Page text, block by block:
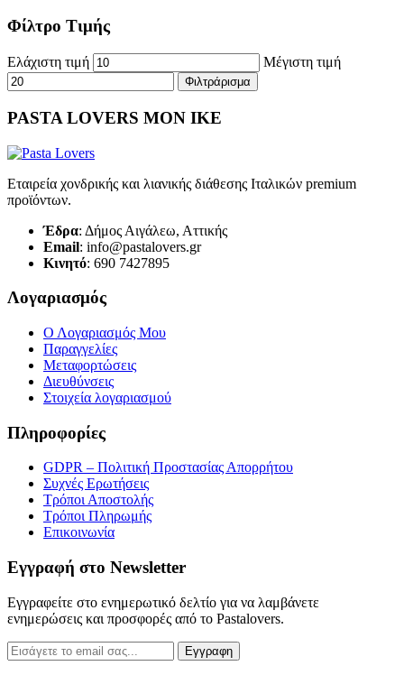
Φίλτρο Τιμής
Ελάχιστη τιμή Μέγιστη τιμή
Φιλτράρισμα
PASTA LOVERS ΜΟΝ ΙΚΕ
Εταιρεία χονδρικής και λιανικής διάθεσης Ιταλικών premium
προϊόντων.
Έδρα: Δήμος Αιγάλεω, Αττικής
Email: info@pastalovers.gr
Κινητό: 690 7427895
Λογαριασμός
Ο Λογαριασμός Μου
Παραγγελίες
Μεταφορτώσεις
Διευθύνσεις
Στοιχεία λογαριασμού
Πληροφορίες
GDPR – Πολιτική Προστασίας Απορρήτου
Συχνές Eρωτήσεις
Τρόποι Αποστολής
Τρόποι Πληρωμής
Επικοινωνία
Εγγραφή στο Newsletter
Εγγραφείτε στο ενημερωτικό δελτίο για να λαμβάνετε
ενημερώσεις και προσφορές από το Pastalovers.
Εγγραφη